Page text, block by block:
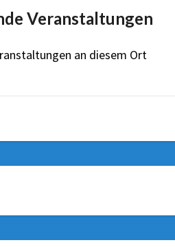
Veranstaltungen
an diesem Ort